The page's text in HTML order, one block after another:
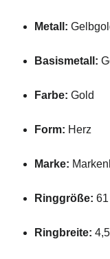
Metall:
Basismetall:
Farbe: Gold
Form: Herz
Marke:
Ringgröße: 61
Ringbreite: